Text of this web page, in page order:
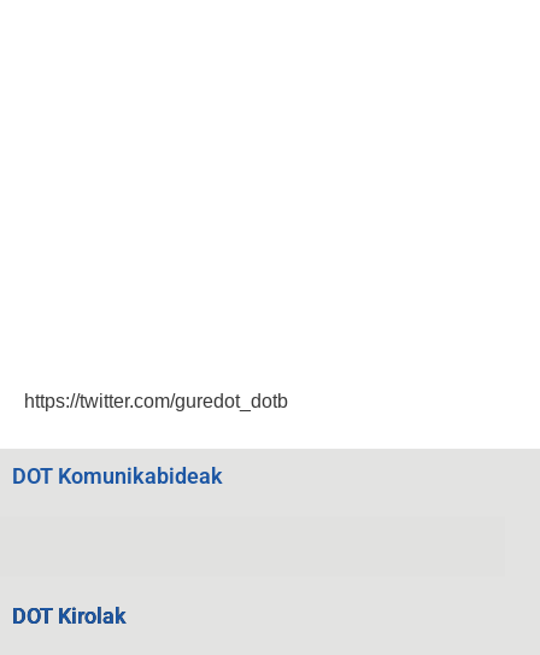
https://twitter.com/guredot_dotb
DOT Komunikabideak
DOT Kirolak